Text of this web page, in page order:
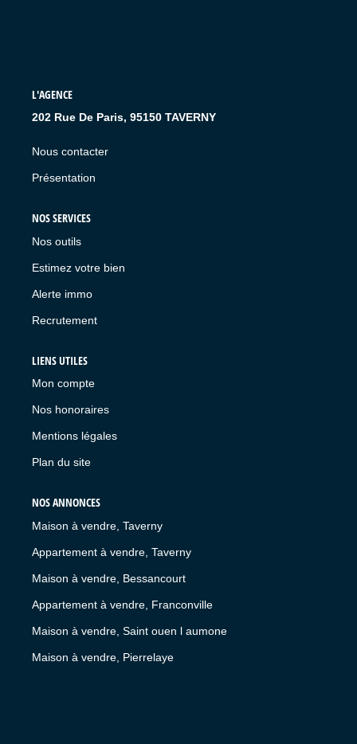
L'AGENCE
202 Rue De Paris, 95150 TAVERNY
Nous contacter
Présentation
NOS SERVICES
Nos outils
Estimez votre bien
Alerte immo
Recrutement
LIENS UTILES
Mon compte
Nos honoraires
Mentions légales
Plan du site
NOS ANNONCES
Maison à vendre, Taverny
Appartement à vendre, Taverny
Maison à vendre, Bessancourt
Appartement à vendre, Franconville
Maison à vendre, Saint ouen l aumone
Maison à vendre, Pierrelaye